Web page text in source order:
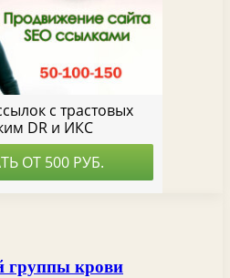
группы крови